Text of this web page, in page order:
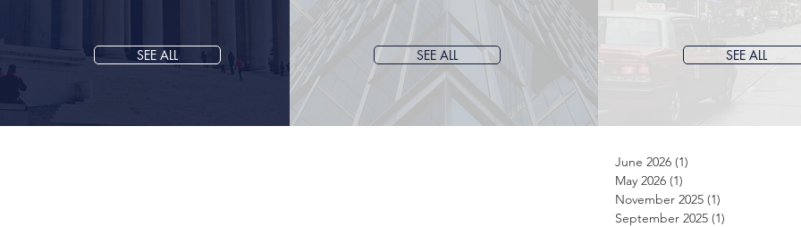
SEE ALL SEE ALL SEE ALL
June 2026 (1)
May 2026 (1)
November 2025 (1)
September 2025 (1)